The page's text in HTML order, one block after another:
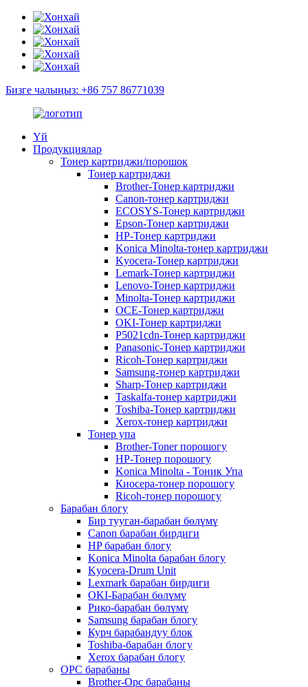
Бизге чалыңыз: +86 757 86771039
Үй
Продукциялар
Тонер картриджи/порошок
Тонер картриджи
Brother-Тонер картриджи
Canon-тонер картриджи
ECOSYS-Тонер картриджи
Epson-Тонер картриджи
HP-Тонер картриджи
Konica Minolta-тонер картриджи
Kyocera-Тонер картриджи
Lemark-Тонер картриджи
Lenovo-Тонер картриджи
Minolta-Тонер картриджи
OCE-Тонер картриджи
OKI-Тонер картриджи
P5021cdn-Тонер картриджи
Panasonic-Тонер картриджи
Ricoh-Тонер картриджи
Samsung-тонер картриджи
Sharp-Тонер картриджи
Taskalfa-тонер картриджи
Toshiba-Тонер картриджи
Xerox-тонер картриджи
Тонер упа
Brother-Toner порошогу
HP-Тонер порошогу
Konica Minolta - Тоник Упа
Киосера-тонер порошогу
Ricoh-тонер порошогу
Барабан блогу
Бир тууган-барабан бөлүмү
Canon барабан бирдиги
HP барабан блогу
Konica Minolta барабан блогу
Kyocera-Drum Unit
Lexmark барабан бирдиги
OKI-Барабан бөлүмү
Рико-барабан бөлүмү
Samsung барабан блогу
Курч барабандуу блок
Toshiba-барабан блогу
Xerox барабан блогу
OPC барабаны
Brother-Opc барабаны